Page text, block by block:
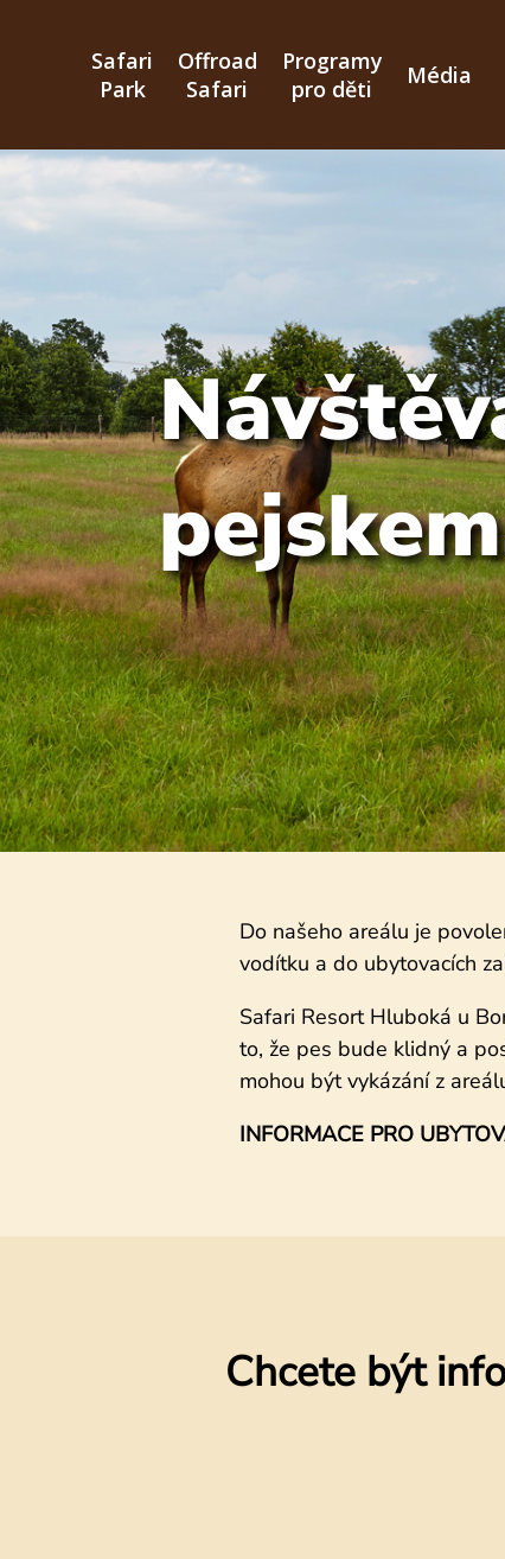
Safari
Park
Offroad
Safari
Programy
pro děti
Média
Do našeho areálu je
vodítku a do ubytovacích
Safari Resort Hluboká u
to, že pes bude klidný a
mohou být vykázání z
INFORMACE PRO
Chcete být